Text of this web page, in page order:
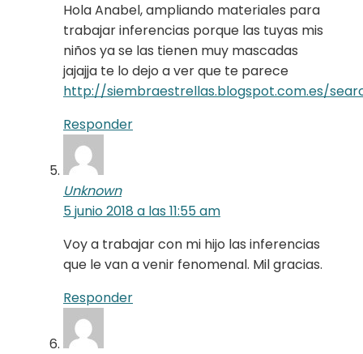
Hola Anabel, ampliando materiales para
trabajar inferencias porque las tuyas mis
niños ya se las tienen muy mascadas
jajajja te lo dejo a ver que te parece
http://siembraestrellas.blogspot.com.es/
Responder
Unknown
5 junio 2018 a las 11:55 am
Voy a trabajar con mi hijo las inferencias
que le van a venir fenomenal. Mil gracias.
Responder